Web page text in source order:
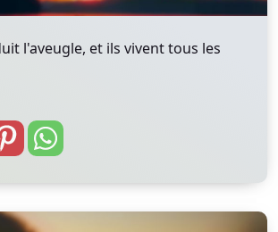
l'aveugle, et ils vivent tous les